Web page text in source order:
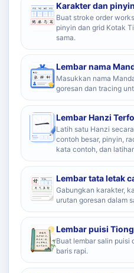
Karakter dan pinyin
Buat stroke order
pinyin dan grid Kotak
sama.
Lembar nama
Masukkan nama
goresan dan tracing
Lembar Hanzi
Latih satu Hanzi
contoh besar, pinyin,
kata contoh, dan
Lembar tata letak
Gabungkan karakter,
urutan goresan dalam
Lembar puisi
Buat lembar salin puisi
baris rapi.